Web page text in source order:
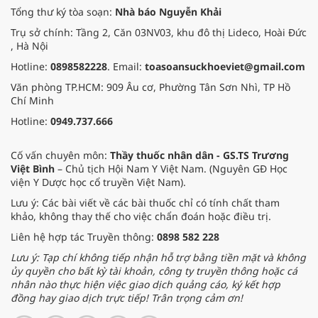
Tổng thư ký tòa soạn: Nhà báo Nguyễn Khải
Trụ sở chính: Tầng 2, Căn 03NV03, khu đô thị Lideco, Hoài Đức
, Hà Nội
Hotline: 0898582228. Email: toasoansuckhoeviet@gmail.com
Văn phòng TP.HCM: 909 Âu cơ, Phường Tân Sơn Nhì, TP Hồ
Chí Minh
Hotline: 0949.737.666
Cố vấn chuyên môn: Thầy thuốc nhân dân - GS.TS Trương
Việt Bình – Chủ tịch Hội Nam Y Việt Nam. (Nguyên GĐ Học
viện Y Dược học cổ truyền Việt Nam).
Lưu ý: Các bài viết về các bài thuốc chỉ có tính chất tham
khảo, không thay thế cho việc chẩn đoán hoặc điều trị.
Liên hệ hợp tác Truyền thông: 0898 582 228
Lưu ý: Tạp chí không tiếp nhận hỗ trợ bằng tiền mặt và không
ủy quyền cho bất kỳ tài khoản, công ty truyền thông hoặc cá
nhân nào thực hiện việc giao dịch quảng cáo, ký kết hợp
đồng hay giao dịch trực tiếp! Trân trọng cảm ơn!